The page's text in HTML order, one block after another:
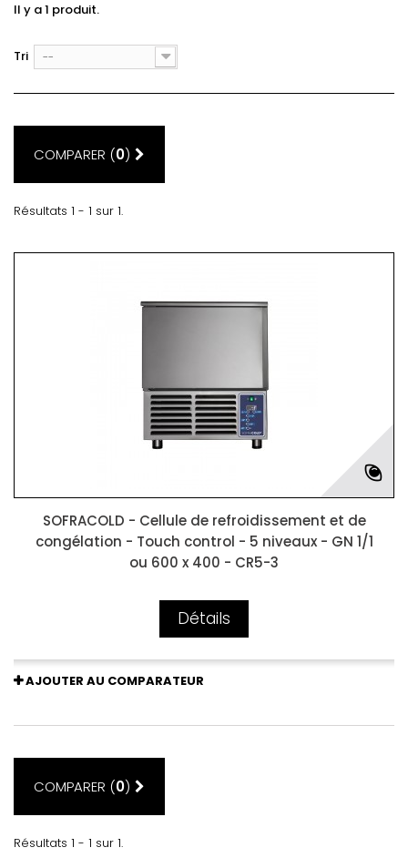
Il y a 1 produit.
Tri --
COMPARER (0)
Résultats 1 - 1 sur 1.
SOFRACOLD - Cellule de refroidissement et de
congélation - Touch control - 5 niveaux - GN 1/1
ou 600 x 400 - CR5-3
Détails
AJOUTER AU COMPARATEUR
COMPARER (0)
Résultats 1 - 1 sur 1.